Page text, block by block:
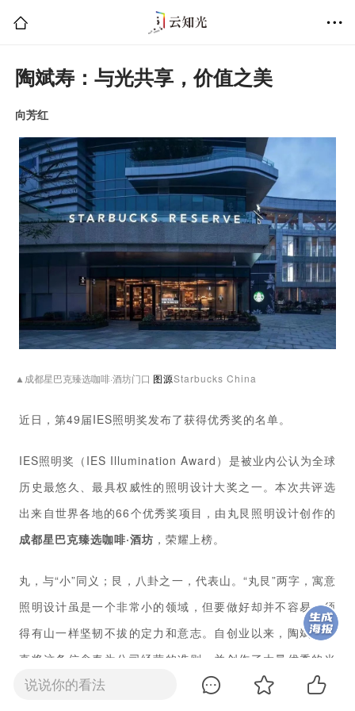
陶斌寿：与光共享，价值之美
向芳红
▲成都星巴克臻选咖啡·酒坊门口 图源Starbucks China
近日，第49届IES照明奖发布了获得优秀奖的名单。
IES照明奖（IES Illumination Award）是被业内公认为全球
历史最悠久、最具权威性的照明设计大奖之一。本次共评选
出来自世界各地的66个优秀奖项目，由丸艮照明设计创作的
成都星巴克臻选咖啡·酒坊 ，荣耀上榜。
丸，与“小”同义；艮，八卦之一，代表山。“丸艮”两字，寓意
照明设计虽是一个非常小的领域，但要做好却并不容易，须
得有山一样坚韧不拔的定力和意志。自创业以来，陶斌寿一
直将这条信念奉为公司经营的准则，并创作了大量优秀的光
影作品。
说说你的看法